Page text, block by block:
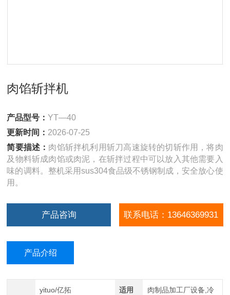
肉馅斩拌机
产品型号：YT—40
更新时间： 2026-07-25
简要描述： 肉馅斩拌机利用斩刀高速旋转的切斩作用，将肉
及物料斩成肉馅或肉泥，在斩拌过程中可以放入其他需要入
味的调料。整机采用sus304食品级不锈钢制成，安全放心使
用。
产品咨询 联系电话：13646369931
产品介绍
yituo/亿拓 适用
肉制品加工厂设备,冷